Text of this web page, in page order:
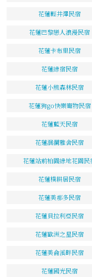
花蓮輕井澤民宿
花蓮巴黎戀人浪漫民宿
花蓮卡布里民宿
花蓮綠宿民宿
花蓮小熊森林民宿
花蓮狗go快樂寵物民宿
花蓮藍天民宿
花蓮洄瀾雅舍民宿
花蓮站前柏園綠地花園民
花蓮樸耕居民宿
花蓮美那多民宿
花蓮貝拉利亞民宿
花蓮歐洲之星民宿
花蓮美侖溪畔民宿
花蓮國光民宿